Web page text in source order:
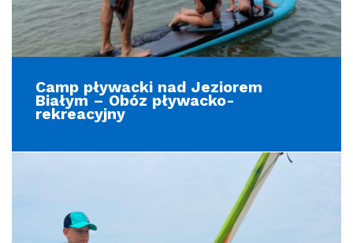
Camp pływacki nad Jeziorem
Białym – Obóz pływacko-
rekreacyjny